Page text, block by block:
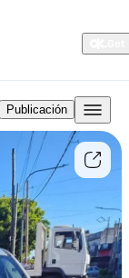
Publicación